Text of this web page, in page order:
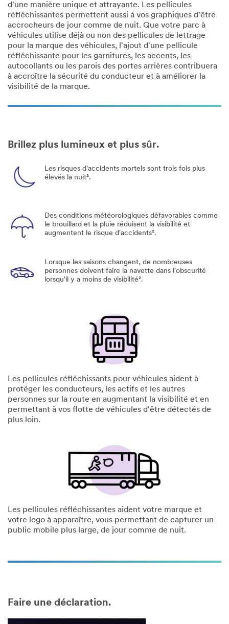
d'une manière unique et attrayante. Les pellicules
réfléchissantes permettent aussi à vos graphiques d'être
accrocheurs de jour comme de nuit. Que votre parc à
véhicules utilise déjà ou non des pellicules de lettrage
pour la marque des véhicules, l'ajout d'une pellicule
réfléchissante pour les garnitures, les accents, les
autocollants ou les parois des portes arrières contribuera
à accroître la sécurité du conducteur et à améliorer la
visibilité de la marque.
Brillez plus lumineux et plus sûr.
Les risques d'accidents mortels sont trois fois plus
élevés la nuit².
Des conditions météorologiques défavorables comme
le brouillard et la pluie réduisent la visibilité et
augmentent le risque d'accidents².
Lorsque les saisons changent, de nombreuses
personnes doivent faire la navette dans l'obscurité
lorsqu'il y a moins de visibilité².
Les pellicules réfléchissants pour véhicules aident à
protéger les conducteurs, les actifs et les autres
personnes sur la route en augmentant la visibilité et en
permettant à vos flotte de véhicules d'être détectés de
plus loin.
Les pellicules réfléchissantes aident votre marque et
votre logo à apparaître, vous permettant de capturer un
public mobile plus large, de jour comme de nuit.
Faire une déclaration.